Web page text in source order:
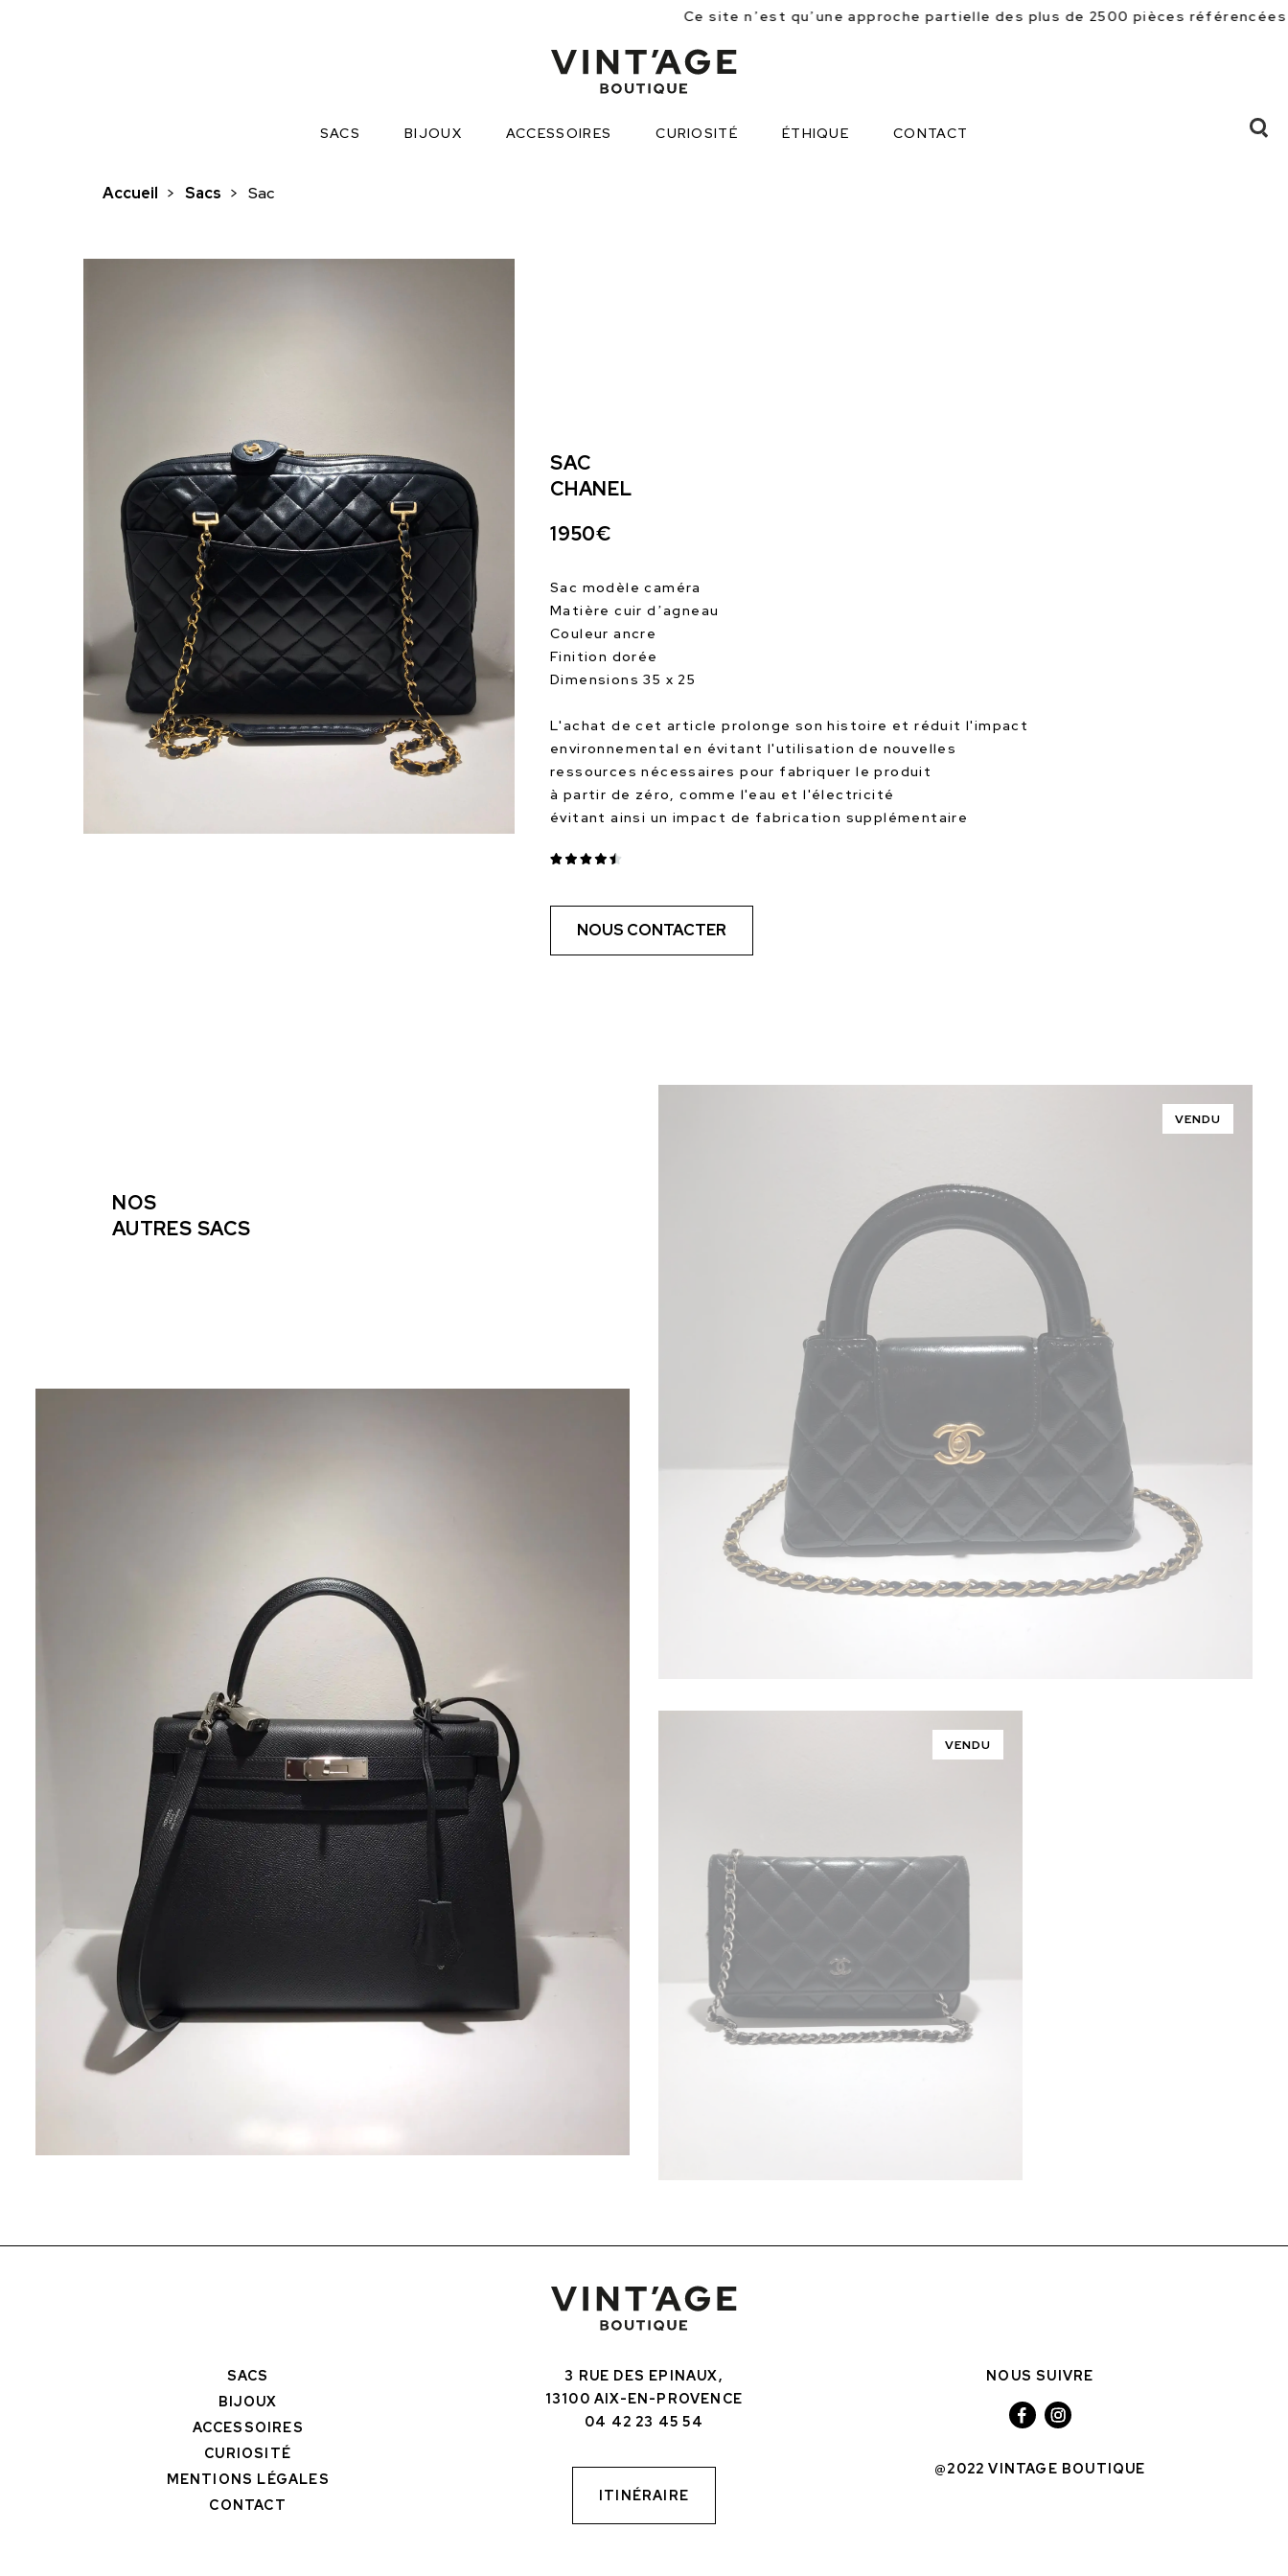
Ce site n’est qu’une approche partielle des plus de 2500 pièces référencées en magasin.
SACS BIJOUX ACCESSOIRES CURIOSITÉ ÉTHIQUE CONTACT
Accueil > Sacs > Sac
SAC
CHANEL
1950€
Sac modèle caméra
Matière cuir d’agneau
Couleur ancre
Finition dorée
Dimensions 35 x 25
L'achat de cet article prolonge son histoire et réduit l'impact
environnemental en évitant l'utilisation de nouvelles
ressources nécessaires pour fabriquer le produit
à partir de zéro, comme l'eau et l'électricité
évitant ainsi un impact de fabrication supplémentaire
NOUS CONTACTER
NOS
AUTRES SACS
VENDU
VENDU
SACS
BIJOUX
ACCESSOIRES
CURIOSITÉ
MENTIONS LÉGALES
CONTACT
3 RUE DES EPINAUX,
13100 AIX-EN-PROVENCE
04 42 23 45 54
ITINÉRAIRE
NOUS SUIVRE
@2022 VINTAGE BOUTIQUE